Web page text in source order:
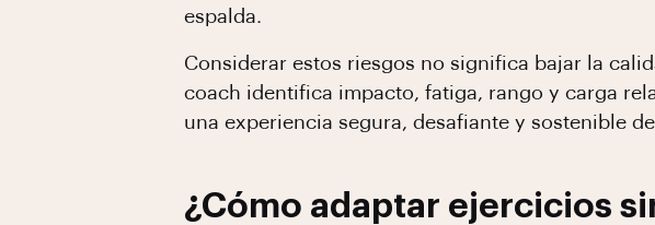
espalda.
Considerar estos riesgos no significa bajar la
coach identifica impacto, fatiga, rango y carga
una experiencia segura, desafiante y sostenible
¿Cómo adaptar ejercicios